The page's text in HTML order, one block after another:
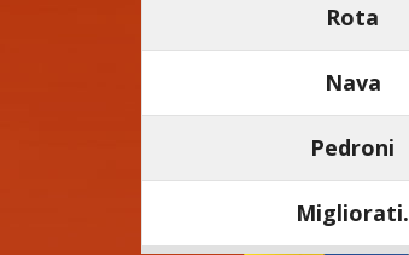
Rota
Nava
Pedroni
Migliorati.